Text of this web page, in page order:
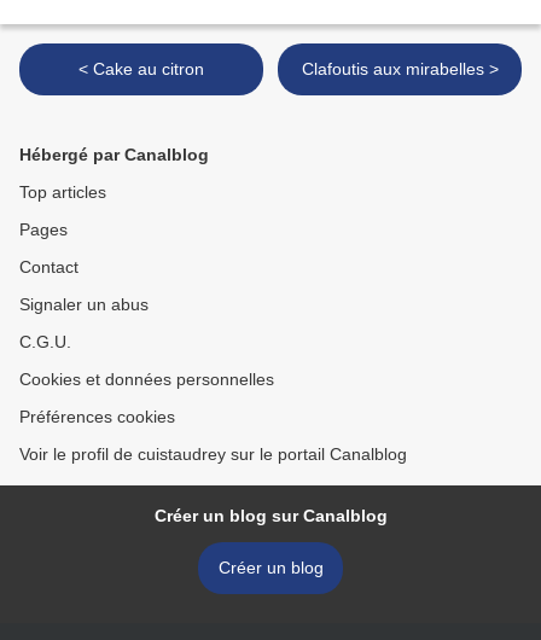
< Cake au citron Clafoutis aux mirabelles >
Hébergé par Canalblog
Top articles
Pages
Contact
Signaler un abus
C.G.U.
Cookies et données personnelles
Préférences cookies
Voir le profil de cuistaudrey sur le portail Canalblog
Créer un blog sur Canalblog
Créer un blog